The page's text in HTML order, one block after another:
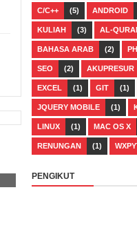
C/C++ (5) ANDROID
KULIAH (3) AL-
BAHASA ARAB (2)
SEO (2) AKUPRESUR
EXCEL (1) GIT (1)
JQUERY MOBILE (1)
LINUX (1) MAC OS X
RENUNGAN (1)
PENGIKUT